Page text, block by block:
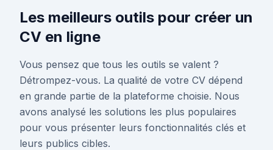
Les meilleurs outils pour créer un
CV en ligne
Vous pensez que tous les outils se valent ?
Détrompez-vous. La qualité de votre CV dépend
en grande partie de la plateforme choisie. Nous
avons analysé les solutions les plus populaires
pour vous présenter leurs fonctionnalités clés et
leurs publics cibles.